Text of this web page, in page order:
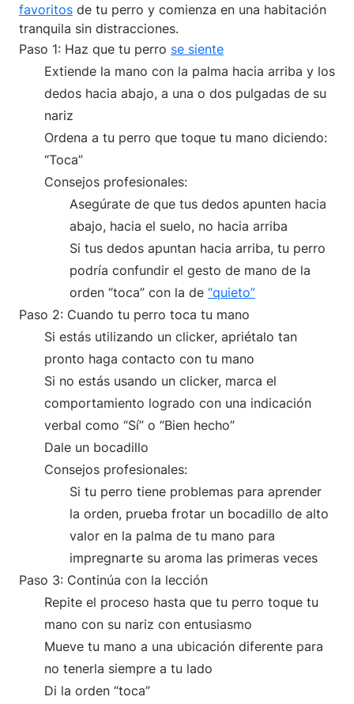
favoritos de tu perro y comienza en una habitación
tranquila sin distracciones.
Paso 1: Haz que tu perro se siente
Extiende la mano con la palma hacia arriba y los
dedos hacia abajo, a una o dos pulgadas de su
nariz
Ordena a tu perro que toque tu mano diciendo:
“Toca”
Consejos profesionales:
Asegúrate de que tus dedos apunten hacia
abajo, hacia el suelo, no hacia arriba
Si tus dedos apuntan hacia arriba, tu perro
podría confundir el gesto de mano de la
orden “toca” con la de “quieto”
Paso 2: Cuando tu perro toca tu mano
Si estás utilizando un clicker, apriétalo tan
pronto haga contacto con tu mano
Si no estás usando un clicker, marca el
comportamiento logrado con una indicación
verbal como “Sí” o “Bien hecho”
Dale un bocadillo
Consejos profesionales:
Si tu perro tiene problemas para aprender
la orden, prueba frotar un bocadillo de alto
valor en la palma de tu mano para
impregnarte su aroma las primeras veces
Paso 3: Continúa con la lección
Repite el proceso hasta que tu perro toque tu
mano con su nariz con entusiasmo
Mueve tu mano a una ubicación diferente para
no tenerla siempre a tu lado
Di la orden “toca”